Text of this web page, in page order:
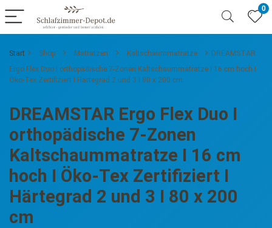
0
Start Shop Matratzen Kaltschaummatratze
DREAMSTAR
Ergo Flex Duo I orthopädische 7-Zonen Kaltschaummatratze I 16 cm hoch I
Öko-Tex Zertifiziert I Härtegrad 2 und 3 I 80 x 200 cm
DREAMSTAR Ergo Flex Duo I
orthopädische 7-Zonen
Kaltschaummatratze I 16 cm
hoch I Öko-Tex Zertifiziert I
Härtegrad 2 und 3 I 80 x 200
cm